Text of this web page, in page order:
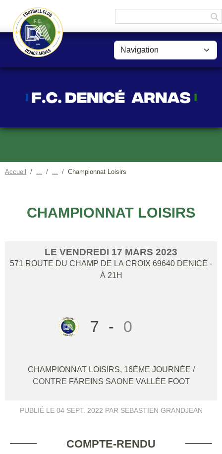
Accueil Championnat Loisirs
CHAMPIONNAT LOISIRS
LE VENDREDI 17 MARS 2023
571 ROUTE DU CHAMP DE LA CROIX 69640 DENICÉ -
À 21H
7 - 0
CHAMPIONNAT LOISIRS, 16ÈME JOURNÉE /
CONTRE FAREINS SAONE VALLÉE FOOT
PUBLIÉ LE 04 SEPT. 2022 PAR SEBASTIEN GRANDJEAN
COMPTE-RENDU
Panneau de gestion des cookies